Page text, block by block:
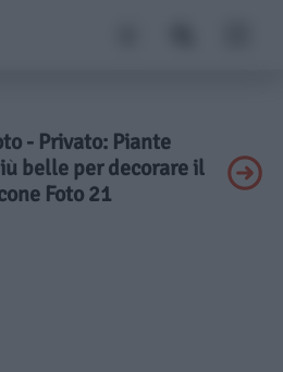
- Privato: Piante
belle per decorare il
Foto 21